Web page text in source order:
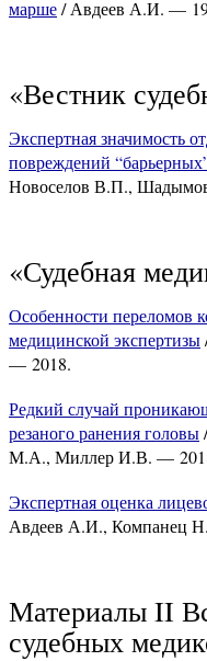
марше/ Авдеев А.И. —
«Вестник
Экспертная значимость
повреждений
Новоселов В.П.,
«Судебная
Особенности переломов
медицинской экспертизы
— 2018.
Редкий случай
резаного ранения головы
М.А., Миллер И.В. —
Экспертная оценка
Авдеев А.И., Компанец
Материалы II
судебных